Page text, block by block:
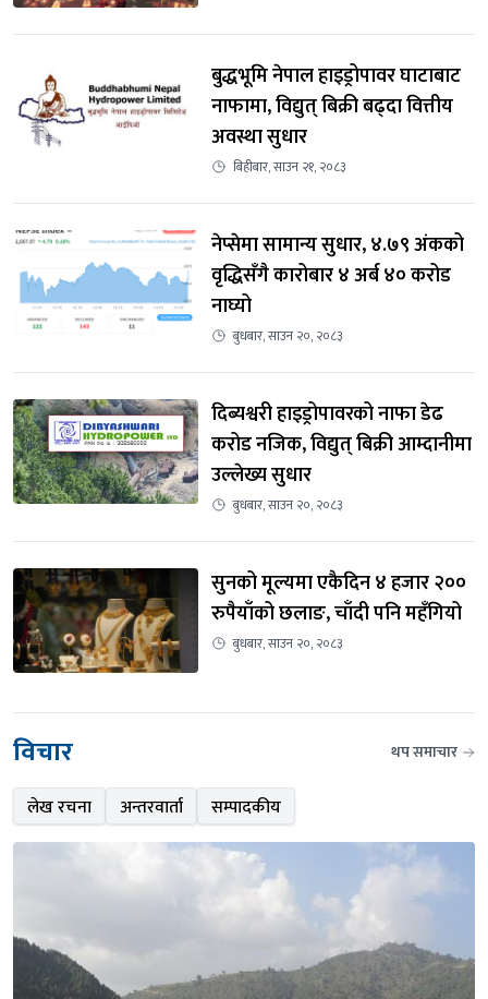
बुद्धभूमि नेपाल हाइड्रोपावर घाटाबाट
नाफामा, विद्युत् बिक्री बढ्दा वित्तीय
अवस्था सुधार
बिहीबार, साउन २१, २०८३
नेप्सेमा सामान्य सुधार, ४.७९ अंकको
वृद्धिसँगै कारोबार ४ अर्ब ४० करोड
नाघ्यो
बुधबार, साउन २०, २०८३
दिब्यश्वरी हाइड्रोपावरको नाफा डेढ
करोड नजिक, विद्युत् बिक्री आम्दानीमा
उल्लेख्य सुधार
बुधबार, साउन २०, २०८३
सुनको मूल्यमा एकैदिन ४ हजार २००
रुपैयाँको छलाङ, चाँदी पनि महँगियो
बुधबार, साउन २०, २०८३
विचार थप समाचार
लेख रचना अन्तरवार्ता सम्पादकीय